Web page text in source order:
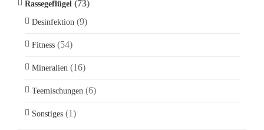
Rassegeflügel (73)
Desinfektion (9)
Fitness (54)
Mineralien (16)
Teemischungen (6)
Sonstiges (1)